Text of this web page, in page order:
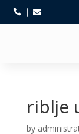
 
riblje
by